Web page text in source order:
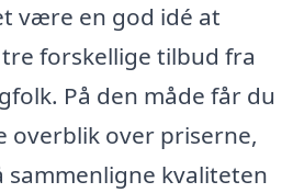
være en god idé at
forskellige tilbud fra
På den måde får du
overblik over priserne,
sammenligne kvaliteten